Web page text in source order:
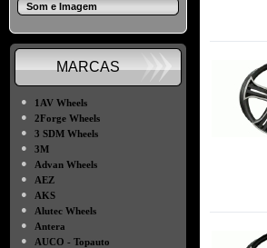
Som e Imagem
MARCAS
●
1AV Wheels
●
2Forge Wheels
●
3 SDM Wheels
●
3M
●
Advan Wheels
●
AEZ
●
AKS
●
Alutec Wheels
●
Antera
●
AUCO - Topauto